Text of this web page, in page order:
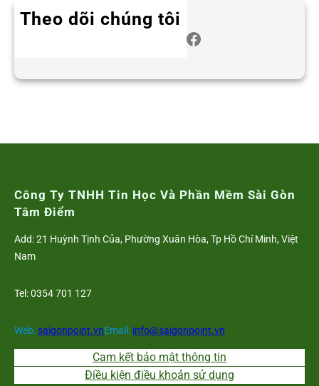
Theo dõi chúng tôi
Facebook
Công Ty TNHH Tin Học Và Phần Mềm Sài Gòn
Tâm Điểm
Add: 21 Huỳnh Tịnh Của, Phường Xuân Hòa, Tp Hồ Chí Minh, Việt
Nam
Tel: 0354 701 127
Web:saigonpoint.vnEmail: info@saigonpoint.vn
Cam kết bảo mật thông tin
Điều kiện điều khoản sử dụng